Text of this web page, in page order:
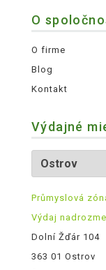
O
O firme
Blog
Kontakt
Výdajné
Průmyslová
Výdaj
Dolní Žďár 104
363 01 Ostrov